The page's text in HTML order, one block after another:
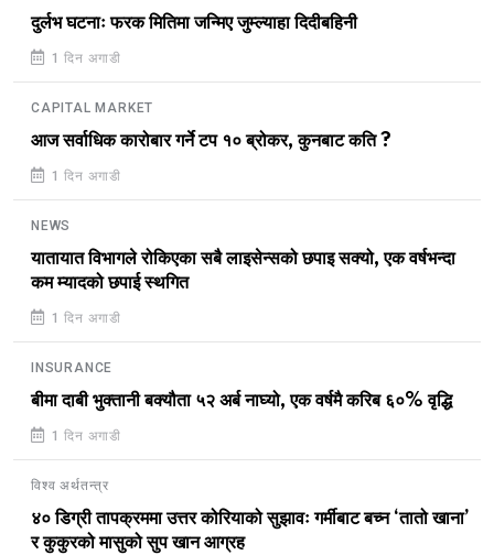
दुर्लभ घटनाः फरक मितिमा जन्मिए जुम्ल्याहा दिदीबहिनी
1 दिन अगाडी
CAPITAL MARKET
आज सर्वाधिक कारोबार गर्ने टप १० ब्रोकर, कुनबाट कति ?
1 दिन अगाडी
NEWS
यातायात विभागले रोकिएका सबै लाइसेन्सको छपाइ सक्यो, एक वर्षभन्दा
कम म्यादको छपाई स्थगित
1 दिन अगाडी
INSURANCE
बीमा दाबी भुक्तानी बक्यौता ५२ अर्ब नाघ्यो, एक वर्षमै करिब ६०% वृद्धि
1 दिन अगाडी
विश्व अर्थतन्त्र
४० डिग्री तापक्रममा उत्तर कोरियाको सुझावः गर्मीबाट बच्न ‘तातो खाना’
र कुकुरको मासुको सुप खान आग्रह